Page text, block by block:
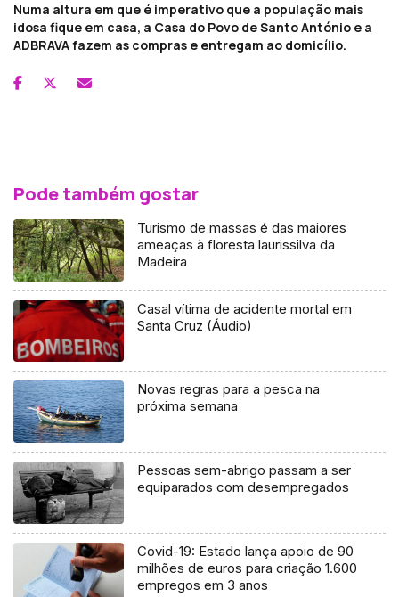
Numa altura em que é imperativo que a população mais
idosa fique em casa, a Casa do Povo de Santo António e a
ADBRAVA fazem as compras e entregam ao domicílio.
Pode também gostar
Turismo de massas é das maiores
ameaças à floresta laurissilva da
Madeira
Casal vítima de acidente mortal em
Santa Cruz (Áudio)
Novas regras para a pesca na
próxima semana
Pessoas sem-abrigo passam a ser
equiparados com desempregados
Covid-19: Estado lança apoio de 90
milhões de euros para criação 1.600
empregos em 3 anos